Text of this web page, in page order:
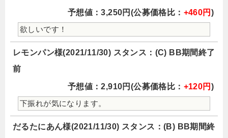
予想値：3,250円(公募価格比： +460円 )
欲しいです！
レモンパン様(2021/11/30) スタンス：(C) BB期間終了
前
予想値：2,910円(公募価格比： +120円 )
下振れが気になります。
だるたにあん様(2021/11/30) スタンス：(B) BB期間終